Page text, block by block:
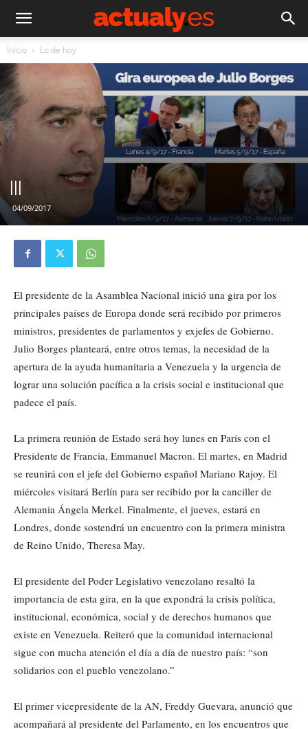
Inicio Lo de hoy
04/09/2017
El presidente de la Asamblea Nacional inició una gira por los
principales países de Europa donde será recibido por primeros
ministros, presidentes de parlamentos y exjefes de Gobierno.
Julio Borges planteará, entre otros temas, la necesidad de la
apertura de la ayuda humanitaria a Venezuela y la urgencia de
lograr una solución pacífica a la crisis social e institucional que
padece el país.
La primera reunión de Estado será hoy lunes en París con el
Presidente de Francia, Emmanuel Macron. El martes, en Madrid
se reunirá con el jefe del Gobierno español Mariano Rajoy. El
miércoles visitará Berlín para ser recibido por la canciller de
Alemania Ángela Merkel. Finalmente, el jueves, estará en
Londres, donde sostendrá un encuentro con la primera ministra
de Reino Unido, Theresa May.
El presidente del Poder Legislativo venezolano resaltó la
importancia de esta gira, en la que expondrá la crisis política,
institucional, económica, social y de derechos humanos que
existe en Venezuela. Reiteró que la comunidad internacional
sigue con mucha atención el día a día de nuestro país: “son
solidarios con el pueblo venezolano.”
El primer vicepresidente de la AN, Freddy Guevara, anunció que
acompañará al presidente del Parlamento, en los encuentros que